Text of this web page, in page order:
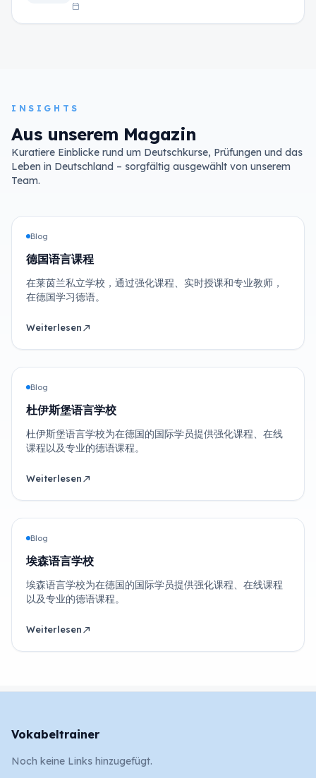
签证的核心流程、材料清单以及常见问题，帮助你高效完
calendar_today
INSIGHTS
Aus unserem Magazin
Kuratiere Einblicke rund um Deutschkurse, Prüfungen und das
Leben in Deutschland – sorgfältig ausgewählt von unserem
Team.
Blog
德国语言课程
在莱茵兰私立学校，通过强化课程、实时授课和专业教师，
在德国学习德语。
Weiterlesennorth_east
Blog
杜伊斯堡语言学校
杜伊斯堡语言学校为在德国的国际学员提供强化课程、在线
课程以及专业的德语课程。
Weiterlesennorth_east
Blog
埃森语言学校
埃森语言学校为在德国的国际学员提供强化课程、在线课程
以及专业的德语课程。
Weiterlesennorth_east
Vokabeltrainer
Noch keine Links hinzugefügt.